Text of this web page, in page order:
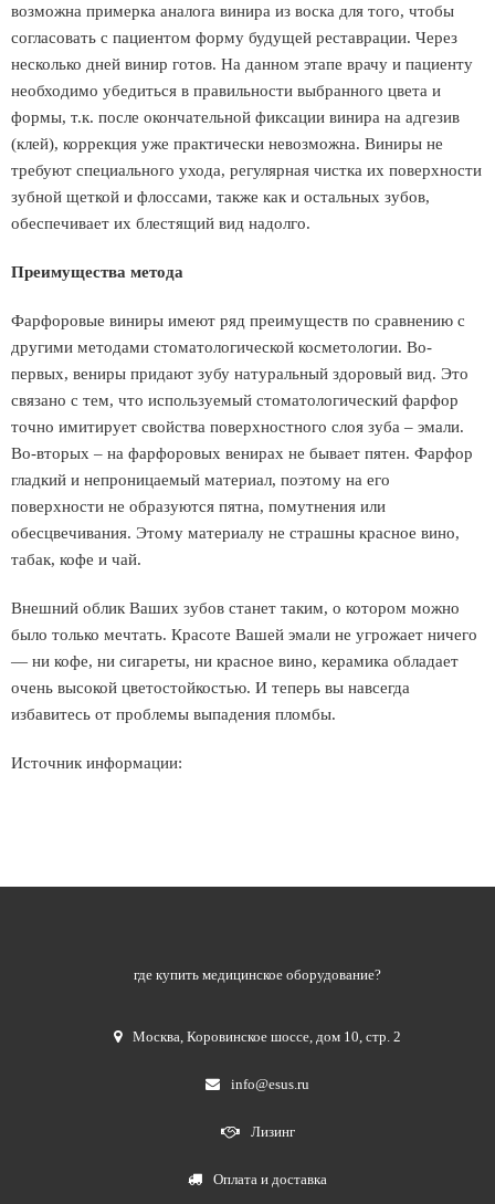
возможна примерка аналога винира из воска для того, чтобы
согласовать с пациентом форму будущей реставрации. Через
несколько дней винир готов. На данном этапе врачу и пациенту
необходимо убедиться в правильности выбранного цвета и
формы, т.к. после окончательной фиксации винира на адгезив
(клей), коррекция уже практически невозможна. Виниры не
требуют специального ухода, регулярная чистка их поверхности
зубной щеткой и флоссами, также как и остальных зубов,
обеспечивает их блестящий вид надолго.
Преимущества метода
Фарфоровые виниры имеют ряд преимуществ по сравнению с
другими методами стоматологической косметологии. Во-
первых, вениры придают зубу натуральный здоровый вид. Это
связано с тем, что используемый стоматологический фарфор
точно имитирует свойства поверхностного слоя зуба – эмали.
Во-вторых – на фарфоровых венирах не бывает пятен. Фарфор
гладкий и непроницаемый материал, поэтому на его
поверхности не образуются пятна, помутнения или
обесцвечивания. Этому материалу не страшны красное вино,
табак, кофе и чай.
Внешний облик Ваших зубов станет таким, о котором можно
было только мечтать. Красоте Вашей эмали не угрожает ничего
— ни кофе, ни сигареты, ни красное вино, керамика обладает
очень высокой цветостойкостью. И теперь вы навсегда
избавитесь от проблемы выпадения пломбы.
Источник информации:
где купить медицинское оборудование?
Москва ,Коровинское шоссе, дом 10, стр. 2
info@esus.ru
Лизинг
Оплата и доставка